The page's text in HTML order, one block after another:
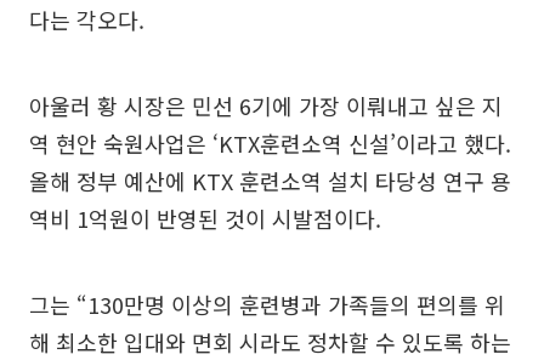
다는 각오다.
아울러 황 시장은 민선 6기에 가장 이뤄내고 싶은 지
역 현안 숙원사업은 ‘KTX훈련소역 신설’이라고 했다.
올해 정부 예산에 KTX 훈련소역 설치 타당성 연구 용
역비 1억원이 반영된 것이 시발점이다.
그는 “130만명 이상의 훈련병과 가족들의 편의를 위
해 최소한 입대와 면회 시라도 정차할 수 있도록 하는